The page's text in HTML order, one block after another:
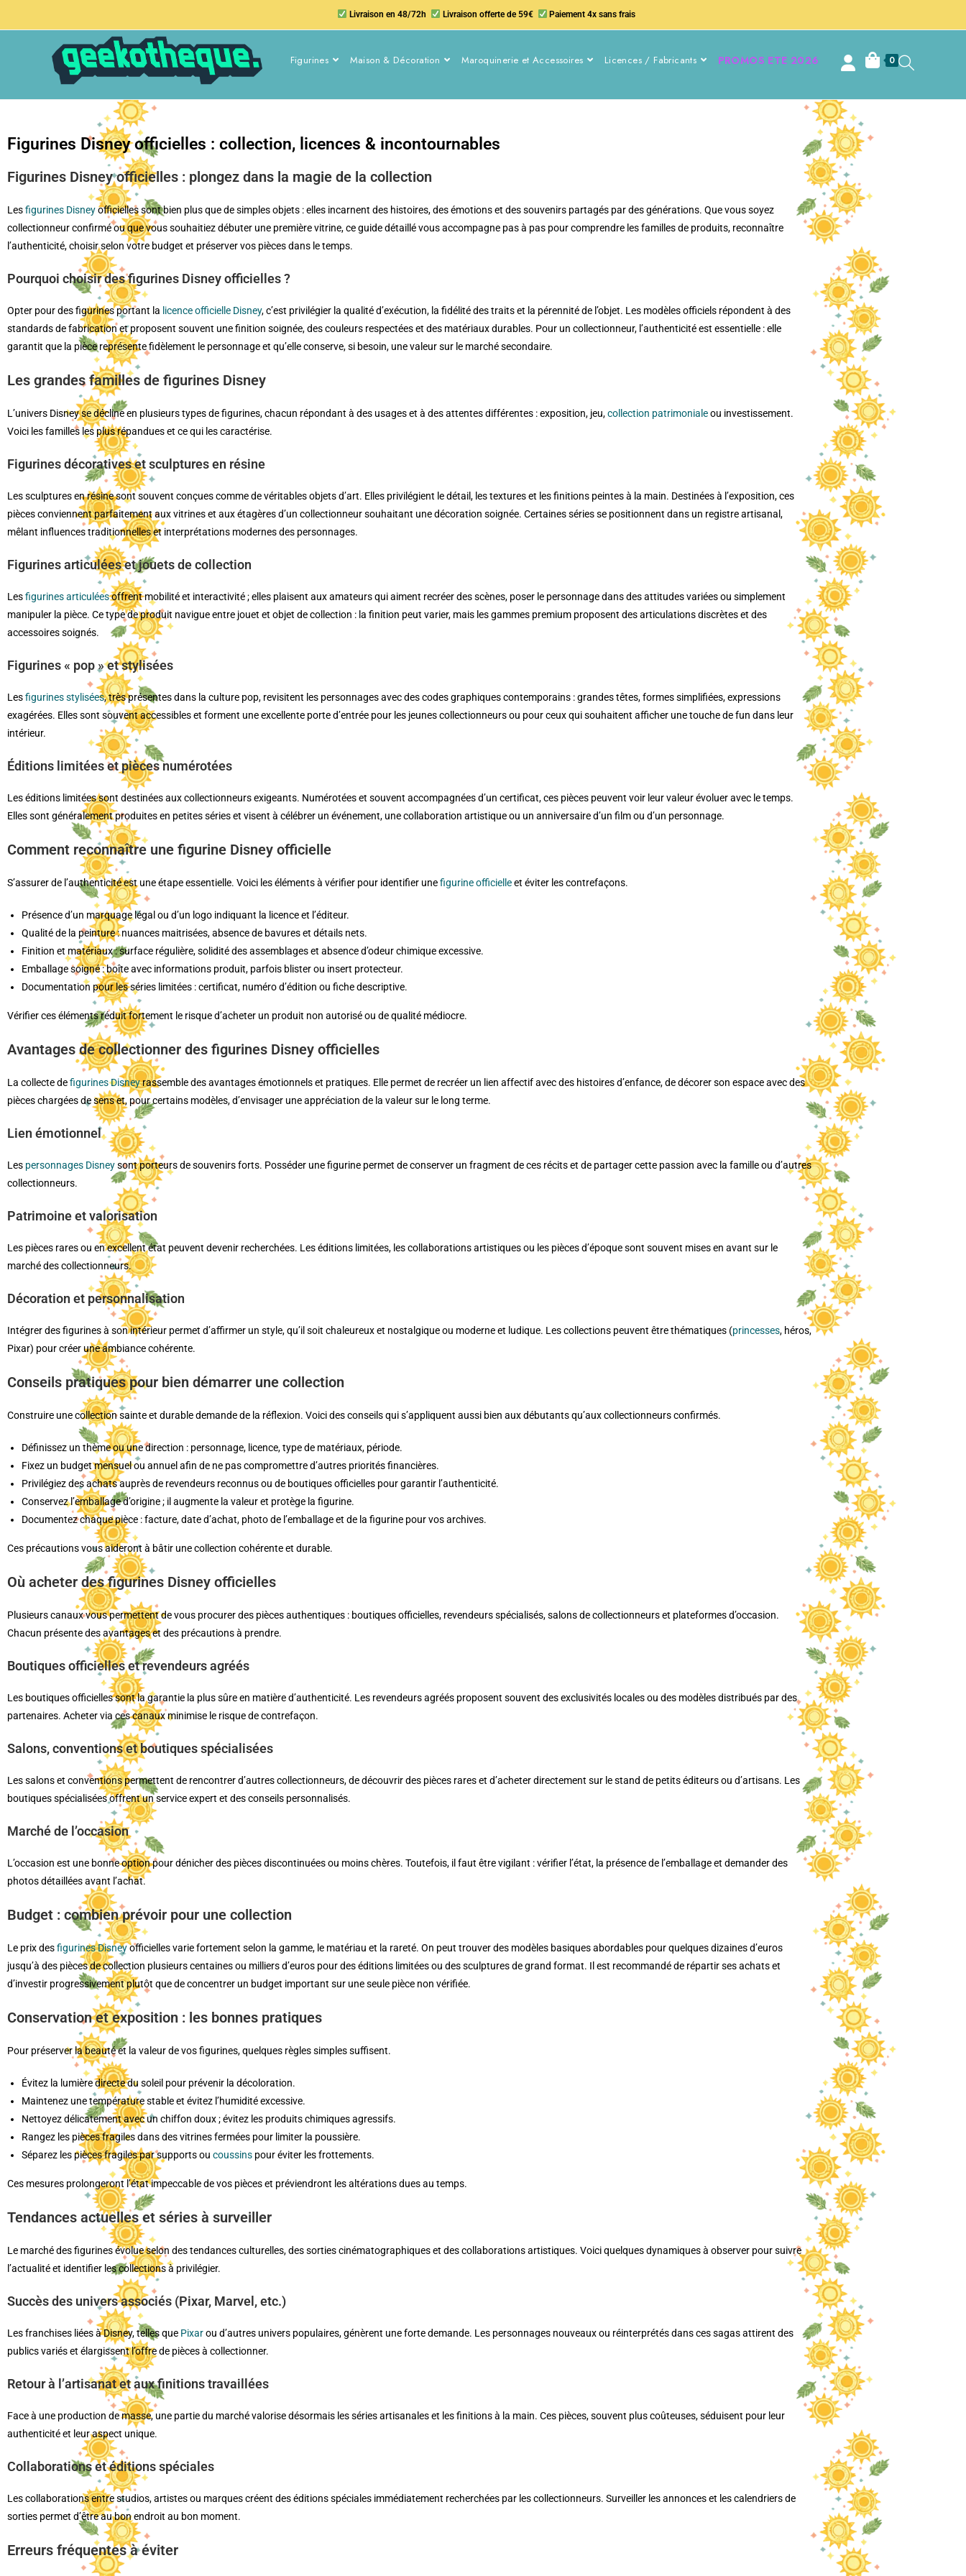
Livraison en 48/72h Livraison offerte de 59€ Paiement 4x sans frais
Figurines Maison & Décoration Maroquinerie et Accessoires Licences / Fabricants PROMOS ETE 2026 0
Figurines Disney officielles : collection, licences & incontournables
Figurines Disney officielles : plongez dans la magie de la collection
Lesfigurines Disneyofficielles sont bien plus que de simples objets : elles incarnent des histoires, des émotions et des souvenirs partagés par des générations. Que vous soyez
collectionneur confirmé ou que vous souhaitiez débuter une première vitrine, ce guide détaillé vous accompagne pas à pas pour comprendre les familles de produits, reconnaître
l’authenticité, choisir selon votre budget et préserver vos pièces dans le temps.
Pourquoi choisir des figurines Disney officielles ?
Opter pour des figurines portant la licence officielle Disney, c’est privilégier la qualité d’exécution, la fidélité des traits et la pérennité de l’objet. Les modèles officiels répondent à des
standards de fabrication et proposent souvent une finition soignée, des couleurs respectées et des matériaux durables. Pour un collectionneur, l’authenticité est essentielle : elle
garantit que la pièce représente fidèlement le personnage et qu’elle conserve, si besoin, une valeur sur le marché secondaire.
Les grandes familles de figurines Disney
L’univers Disney se décline en plusieurs types de figurines, chacun répondant à des usages et à des attentes différentes : exposition, jeu,collection patrimonialeou investissement.
Voici les familles les plus répandues et ce qui les caractérise.
Figurines décoratives et sculptures en résine
Les sculptures en résine sont souvent conçues comme de véritables objets d’art. Elles privilégient le détail, les textures et les finitions peintes à la main. Destinées à l’exposition, ces
pièces conviennent parfaitement aux vitrines et aux étagères d’un collectionneur souhaitant une décoration soignée. Certaines séries se positionnent dans un registre artisanal,
mêlant influences traditionnelles et interprétations modernes des personnages.
Figurines articulées et jouets de collection
Lesfigurines articuléesoffrent mobilité et interactivité ; elles plaisent aux amateurs qui aiment recréer des scènes, poser le personnage dans des attitudes variées ou simplement
manipuler la pièce. Ce type de produit navigue entre jouet et objet de collection : la finition peut varier, mais les gammes premium proposent des articulations discrètes et des
accessoires soignés.
Figurines « pop » et stylisées
Lesfigurines stylisées, très présentes dans la culture pop, revisitent les personnages avec des codes graphiques contemporains : grandes têtes, formes simplifiées, expressions
exagérées. Elles sont souvent accessibles et forment une excellente porte d’entrée pour les jeunes collectionneurs ou pour ceux qui souhaitent afficher une touche de fun dans leur
intérieur.
Éditions limitées et pièces numérotées
Les éditions limitées sont destinées aux collectionneurs exigeants. Numérotées et souvent accompagnées d’un certificat, ces pièces peuvent voir leur valeur évoluer avec le temps.
Elles sont généralement produites en petites séries et visent à célébrer un événement, une collaboration artistique ou un anniversaire d’un film ou d’un personnage.
Comment reconnaître une figurine Disney officielle
S’assurer de l’authenticité est une étape essentielle. Voici les éléments à vérifier pour identifier unefigurine officielleet éviter les contrefaçons.
Présence d’un marquage légal ou d’un logo indiquant la licence et l’éditeur.
Qualité de la peinture : nuances maitrisées, absence de bavures et détails nets.
Finition et matériaux : surface régulière, solidité des assemblages et absence d’odeur chimique excessive.
Emballage soigné : boîte avec informations produit, parfois blister ou insert protecteur.
Documentation pour les séries limitées : certificat, numéro d’édition ou fiche descriptive.
Vérifier ces éléments réduit fortement le risque d’acheter un produit non autorisé ou de qualité médiocre.
Avantages de collectionner des figurines Disney officielles
La collecte defigurines Disneyrassemble des avantages émotionnels et pratiques. Elle permet de recréer un lien affectif avec des histoires d’enfance, de décorer son espace avec des
pièces chargées de sens et, pour certains modèles, d’envisager une appréciation de la valeur sur le long terme.
Lien émotionnel
Les personnages Disneysont porteurs de souvenirs forts. Posséder une figurine permet de conserver un fragment de ces récits et de partager cette passion avec la famille ou d’autres
collectionneurs.
Patrimoine et valorisation
Les pièces rares ou en excellent état peuvent devenir recherchées. Les éditions limitées, les collaborations artistiques ou les pièces d’époque sont souvent mises en avant sur le
marché des collectionneurs.
Décoration et personnalisation
Intégrer des figurines à son intérieur permet d’affirmer un style, qu’il soit chaleureux et nostalgique ou moderne et ludique. Les collections peuvent être thématiques (princesses, héros,
Pixar) pour créer une ambiance cohérente.
Conseils pratiques pour bien démarrer une collection
Construire une collection sainte et durable demande de la réflexion. Voici des conseils qui s’appliquent aussi bien aux débutants qu’aux collectionneurs confirmés.
Définissez un thème ou une direction : personnage, licence, type de matériaux, période.
Fixez un budget mensuel ou annuel afin de ne pas compromettre d’autres priorités financières.
Privilégiez des achats auprès de revendeurs reconnus ou de boutiques officielles pour garantir l’authenticité.
Conservez l’emballage d’origine ; il augmente la valeur et protège la figurine.
Documentez chaque pièce : facture, date d’achat, photo de l’emballage et de la figurine pour vos archives.
Ces précautions vous aideront à bâtir une collection cohérente et durable.
Où acheter des figurines Disney officielles
Plusieurs canaux vous permettent de vous procurer des pièces authentiques : boutiques officielles, revendeurs spécialisés, salons de collectionneurs et plateformes d’occasion.
Chacun présente des avantages et des précautions à prendre.
Boutiques officielles et revendeurs agréés
Les boutiques officielles sont la garantie la plus sûre en matière d’authenticité. Les revendeurs agréés proposent souvent des exclusivités locales ou des modèles distribués par des
partenaires. Acheter via ces canaux minimise le risque de contrefaçon.
Salons, conventions et boutiques spécialisées
Les salons et conventions permettent de rencontrer d’autres collectionneurs, de découvrir des pièces rares et d’acheter directement sur le stand de petits éditeurs ou d’artisans. Les
boutiques spécialisées offrent un service expert et des conseils personnalisés.
Marché de l’occasion
L’occasion est une bonne option pour dénicher des pièces discontinuées ou moins chères. Toutefois, il faut être vigilant : vérifier l’état, la présence de l’emballage et demander des
photos détaillées avant l’achat.
Budget : combien prévoir pour une collection
Le prix desfigurines Disneyofficielles varie fortement selon la gamme, le matériau et la rareté. On peut trouver des modèles basiques abordables pour quelques dizaines d’euros
jusqu’à des pièces de collection plusieurs centaines ou milliers d’euros pour des éditions limitées ou des sculptures de grand format. Il est recommandé de répartir ses achats et
d’investir progressivement plutôt que de concentrer un budget important sur une seule pièce non vérifiée.
Conservation et exposition : les bonnes pratiques
Pour préserver la beauté et la valeur de vos figurines, quelques règles simples suffisent.
Évitez la lumière directe du soleil pour prévenir la décoloration.
Maintenez une température stable et évitez l’humidité excessive.
Nettoyez délicatement avec un chiffon doux ; évitez les produits chimiques agressifs.
Rangez les pièces fragiles dans des vitrines fermées pour limiter la poussière.
Séparez les pièces fragiles par supports ou coussins pour éviter les frottements.
Ces mesures prolongeront l’état impeccable de vos pièces et préviendront les altérations dues au temps.
Tendances actuelles et séries à surveiller
Le marché des figurines évolue selon des tendances culturelles, des sorties cinématographiques et des collaborations artistiques. Voici quelques dynamiques à observer pour suivre
l’actualité et identifier les collections à privilégier.
Succès des univers associés (Pixar, Marvel, etc.)
Les franchises liées à Disney, telles que Pixarou d’autres univers populaires, génèrent une forte demande. Les personnages nouveaux ou réinterprétés dans ces sagas attirent des
publics variés et élargissent l’offre de pièces à collectionner.
Retour à l’artisanat et aux finitions travaillées
Face à une production de masse, une partie du marché valorise désormais les séries artisanales et les finitions à la main. Ces pièces, souvent plus coûteuses, séduisent pour leur
authenticité et leur aspect unique.
Collaborations et éditions spéciales
Les collaborations entre studios, artistes ou marques créent des éditions spéciales immédiatement recherchées par les collectionneurs. Surveiller les annonces et les calendriers de
sorties permet d’être au bon endroit au bon moment.
Erreurs fréquentes à éviter